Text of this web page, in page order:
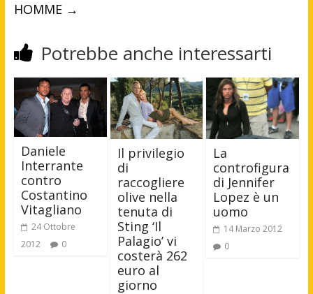
HOMME →
Potrebbe anche interessarti
Daniele
Interrante
contro
Costantino
Vitagliano
24 Ottobre
2012
0
Il privilegio
di
raccogliere
olive nella
tenuta di
Sting ‘Il
Palagio’ vi
costerà 262
euro al
giorno
La
controfigura
di Jennifer
Lopez è un
uomo
14 Marzo 2012
0